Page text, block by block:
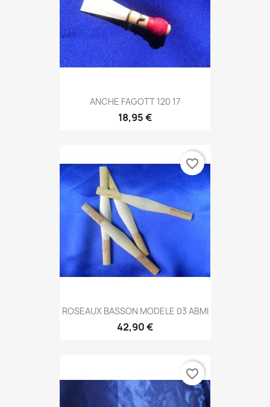
ANCHE FAGOTT 120 17
18,95 €
ROSEAUX BASSON MODELE 03 ABMI
42,90 €
favorite_border
favorite_border